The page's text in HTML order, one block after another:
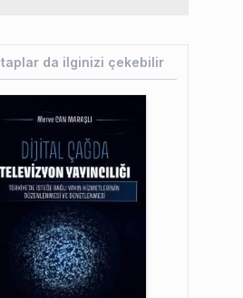
da ilginizi çekebilir